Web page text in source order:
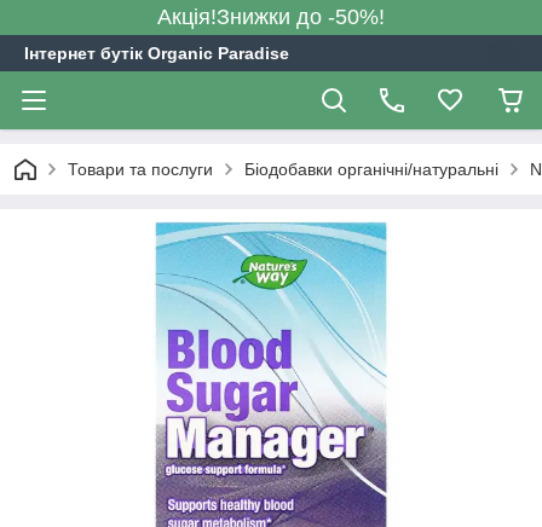
Акція!Знижки до -50%!
Інтернет бутік Organic Paradise
Товари та послуги Біодобавки органічні/натуральні